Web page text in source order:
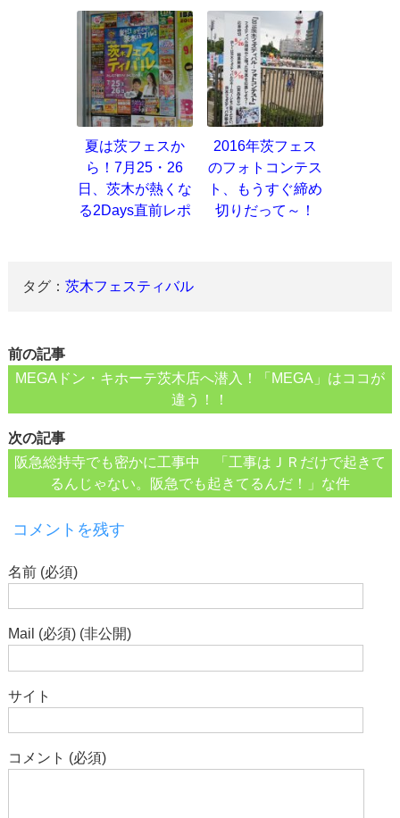
夏は茨フェスか
ら！7月25・26
日、茨木が熱くな
る2Days直前レポ
2016年茨フェス
のフォトコンテス
ト、もうすぐ締め
切りだって～！
タグ：茨木フェスティバル
前の記事
MEGAドン・キホーテ茨木店へ潜入！「MEGA」はココが
違う！！
次の記事
阪急総持寺でも密かに工事中 「工事はＪＲだけで起きて
るんじゃない。阪急でも起きてるんだ！」な件
コメントを残す
名前 (必須)
Mail (必須) (非公開)
サイト
コメント (必須)